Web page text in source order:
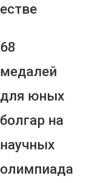
естве
68
медалей
для юных
болгар на
научных
олимпиада